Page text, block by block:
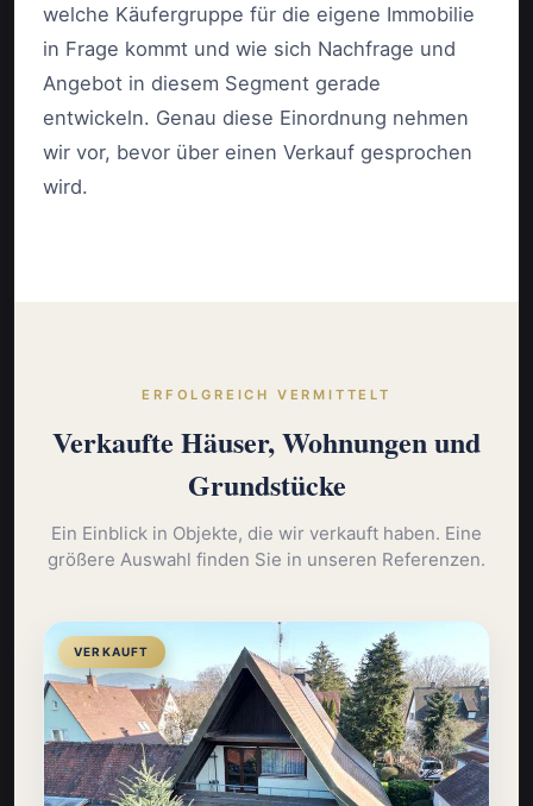
welche Käufergruppe für die eigene Immobilie
in Frage kommt und wie sich Nachfrage und
Angebot in diesem Segment gerade
entwickeln. Genau diese Einordnung nehmen
wir vor, bevor über einen Verkauf gesprochen
wird.
ERFOLGREICH VERMITTELT
Verkaufte Häuser, Wohnungen und
Grundstücke
Ein Einblick in Objekte, die wir verkauft haben. Eine
größere Auswahl finden Sie in unseren Referenzen.
VERKAUFT